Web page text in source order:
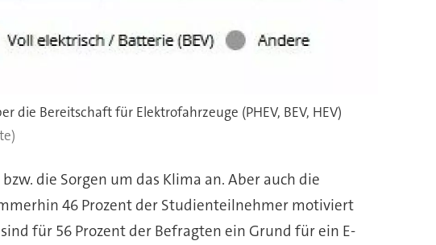
Bereitschaft für Elektrofahrzeuge (PHEV, BEV, HEV)
die Sorgen um das Klima an. Aber auch die
46 Prozent der Studienteilnehmer motiviert
für 56 Prozent der Befragten ein Grund für ein E-